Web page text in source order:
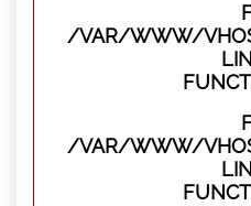
/VAR/WWW/
/VAR/WWW/